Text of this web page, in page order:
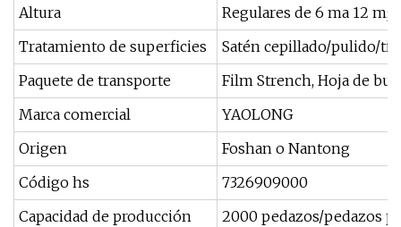
Altura
Regulares de 6 ma 12 m;
Tratamiento de superficies
Satén cepillado/pulido/
Paquete de transporte
Film Strench, Hoja de
Marca comercial
YAOLONG
Origen
Foshan o Nantong
Código hs
7326909000
Capacidad de producción
2000 pedazos/pedazos